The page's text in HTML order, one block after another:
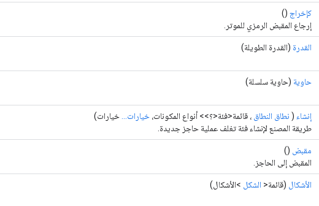
كإخراج ()
إرجاع المقبض الرمزي للموتر.
القدرة (القدرة الطويلة)
حاوية (حاوية سلسلة)
إنشاء ( نطاق النطاق ، قائمة<فئة<؟>> أنواع المكونات، خيارات...
خيارات)
طريقة المصنع لإنشاء فئة تغلف عملية حاجز جديدة.
مقبض
()
المقبض إلى الحاجز.
الأشكال (قائمة< الشكل >الأشكال)